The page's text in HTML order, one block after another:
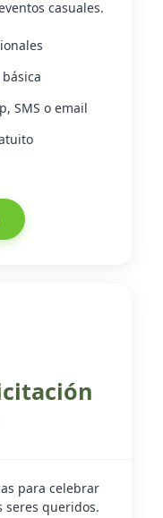
casuales.
SMS o email
para celebrar
seres queridos.